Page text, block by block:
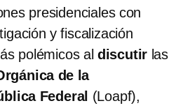
presidenciales con
y fiscalización
polémicos al discutir las
de la
Federal (Loapf),